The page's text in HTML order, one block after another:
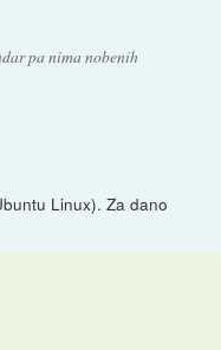
pa nima nobenih
Linux). Za dano